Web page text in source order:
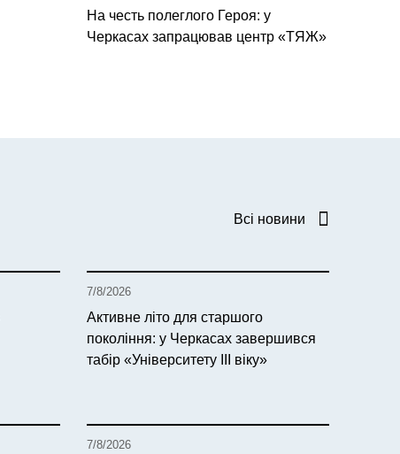
На честь полеглого Героя: у
Черкасах запрацював центр «ТЯЖ»
Всі новини
7/8/2026
Активне літо для старшого
покоління: у Черкасах завершився
табір «Університету ІІІ віку»
7/8/2026